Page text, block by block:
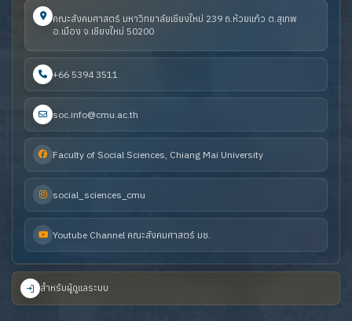
คณะสังคมศาสตร์ มหาวิทยาลัยเชียงใหม่ 239 ถ.ห้วยแก้ว ต.สุเทพ
อ.เมือง จ.เชียงใหม่ 50200
+66 5394 3511
soc.info@cmu.ac.th
Faculty of Social Sciences, Chiang Mai University
social_sciences_cmu
Youtube Channel คณะสังคมศาสตร์ มช.
สำหรับผู้ดูแลระบบ